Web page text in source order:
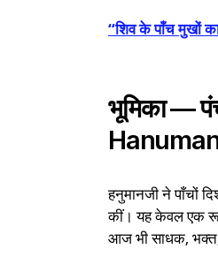
“शिव के पाँच मुखों
भूमिका —
हनुमानजी ने पाँचों
कीं। यह केवल एक
आज भी साधक, भक्त,